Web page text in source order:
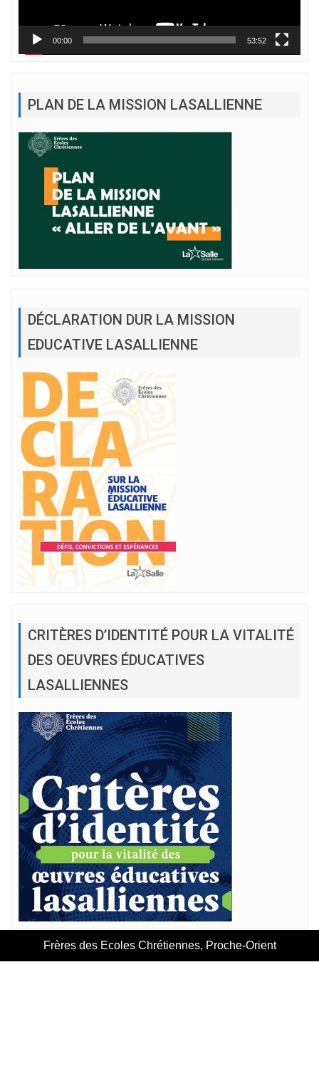
00:00 53:52
PLAN DE LA MISSION LASALLIENNE
DÉCLARATION DUR LA MISSION
EDUCATIVE LASALLIENNE
CRITÈRES D’IDENTITÉ POUR LA VITALITÉ
DES OEUVRES ÉDUCATIVES
LASALLIENNES
Frères des Ecoles Chrétiennes, Proche-Orient